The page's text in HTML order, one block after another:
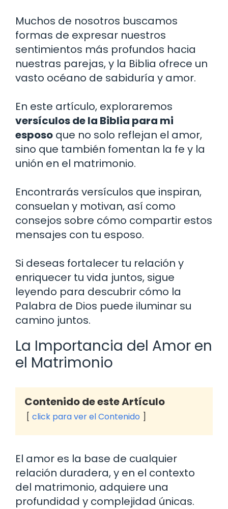
Muchos de nosotros buscamos
formas de expresar nuestros
sentimientos más profundos hacia
nuestras parejas, y la Biblia ofrece un
vasto océano de sabiduría y amor.
En este artículo, exploraremos
versículos de la Biblia para mi
esposo que no solo reflejan el amor,
sino que también fomentan la fe y la
unión en el matrimonio.
Encontrarás versículos que inspiran,
consuelan y motivan, así como
consejos sobre cómo compartir estos
mensajes con tu esposo.
Si deseas fortalecer tu relación y
enriquecer tu vida juntos, sigue
leyendo para descubrir cómo la
Palabra de Dios puede iluminar su
camino juntos.
La Importancia del Amor en
el Matrimonio
Contenido de este Artículo
click para ver el Contenido
El amor es la base de cualquier
relación duradera, y en el contexto
del matrimonio, adquiere una
profundidad y complejidad únicas.